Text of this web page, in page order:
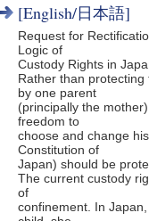
[English/日本語]
Request for
Logic of
Custody Rights in
Rather than
by one parent
(principally the
freedom to
choose and change
Constitution of
Japan) should be
The current custody
of
confinement. In